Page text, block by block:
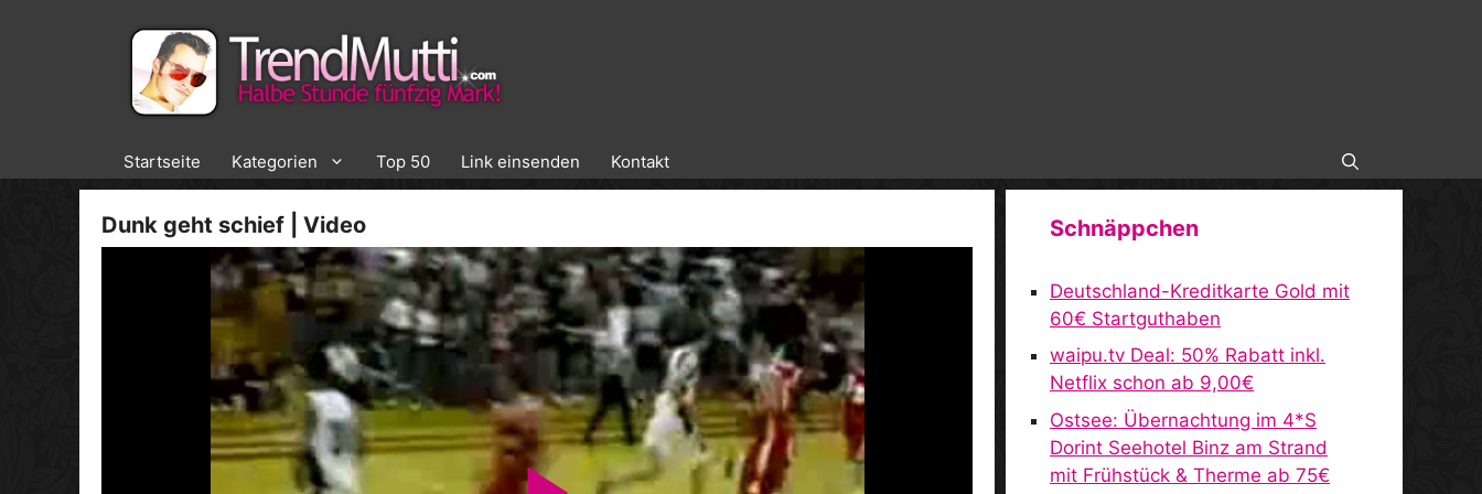
Startseite Kategorien Top 50 Link einsenden Kontakt
Dunk geht schief | Video Schnäppchen
Deutschland-Kreditkarte Gold mit
60€ Startguthaben
waipu.tv Deal: 50% Rabatt inkl.
Netflix schon ab 9,00€
Ostsee: Übernachtung im 4*S
Dorint Seehotel Binz am Strand
mit Frühstück & Therme ab 75€